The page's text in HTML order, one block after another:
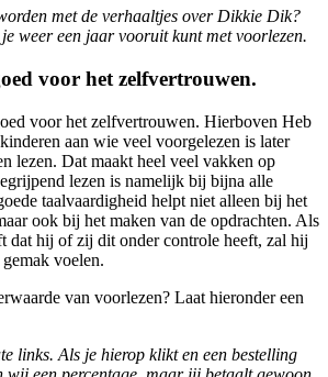
met de verhaaltjes over Dikkie Dik?
weer een jaar vooruit kunt met voorlezen.
voor het zelfvertrouwen.
voor het zelfvertrouwen. Hierboven Heb
aan wie veel voorgelezen is later
lezen. Dat maakt heel veel vakken op
lezen is namelijk bij bijna alle
taalvaardigheid helpt niet alleen bij het
ook bij het maken van de opdrachten. Als
dat hij of zij dit onder controle heeft, zal hij
voelen.
van voorlezen? Laat hieronder een
links. Als je hierop klikt en een bestelling